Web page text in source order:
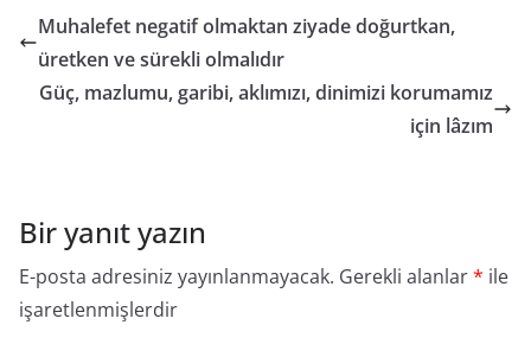
Muhalefet negatif olmaktan ziyade doğurtkan,
üretken ve sürekli olmalıdır
Güç, mazlumu, garibi, aklımızı, dinimizi korumamız
için lâzım
Bir yanıt yazın
E-posta adresiniz yayınlanmayacak. Gerekli alanlar* ile
işaretlenmişlerdir